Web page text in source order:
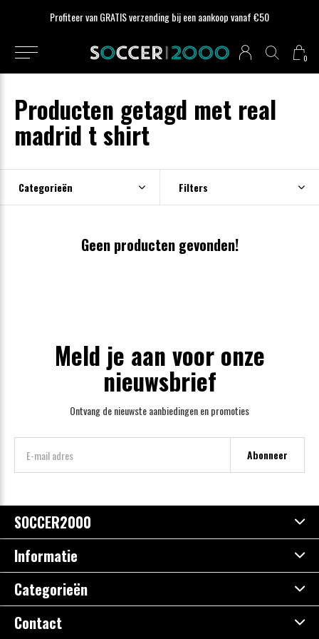
0
Profiteer van GRATIS verzending bij een aankoop vanaf €50
Producten getagd met real
madrid t shirt
Categorieën Filters
Geen producten gevonden!
Meld je aan voor onze
nieuwsbrief
Ontvang de nieuwste aanbiedingen en promoties
Abonneer
SOCCER2000
Informatie
Categorieën
Contact